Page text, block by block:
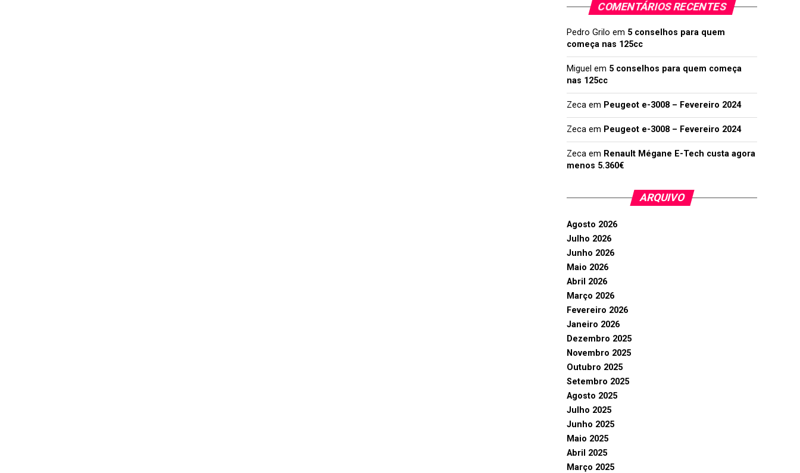
COMENTÁRIOS RECENTES
Pedro Grilo em 5 conselhos para quem
começa nas 125cc
Miguel em 5 conselhos para quem começa
nas 125cc
Zeca em Peugeot e-3008 – Fevereiro 2024
Zeca em Peugeot e-3008 – Fevereiro 2024
Zeca em Renault Mégane E-Tech custa agora
menos 5.360€
ARQUIVO
Agosto 2026
Julho 2026
Junho 2026
Maio 2026
Abril 2026
Março 2026
Fevereiro 2026
Janeiro 2026
Dezembro 2025
Novembro 2025
Outubro 2025
Setembro 2025
Agosto 2025
Julho 2025
Junho 2025
Maio 2025
Abril 2025
Março 2025